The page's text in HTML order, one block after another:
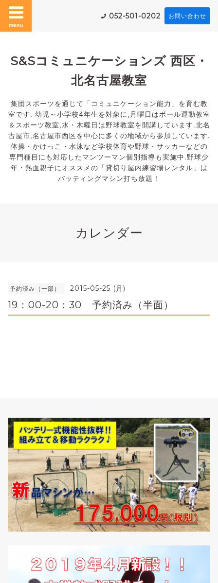
menu
052-501-0202 お問い合わせ
S&Sコミュニケーションズ 西区・
北名古屋教室
集団スポーツを通じて「コミュニケーション能力」を育む教
室です. 幼児～小学校4年生を対象に,月曜日はボール運動教室
＆スポーツ教室,水・木曜日は野球教室を開講しています.北名
古屋市,名古屋市西区を中心に多くの地域から参加しています.
体操・かけっこ・水泳など学校体育や野球・サッカーなどの
専門種目にも対応したマンツーマン個別指導も実施中.野球少
年・熱血親子にオススメの「貸切り屋内練習場レンタル」は
バッティングマシン打ち放題！
カレンダー
予約済み（一部） 2015-05-25 (月)
19：00-20：30 予約済み（半面）